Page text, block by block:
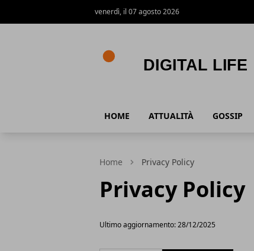
venerdì, il 07 agosto 2026
HOME ATTUALITÀ GOSSIP
Home Privacy Policy
Privacy Policy
Ultimo aggiornamento: 28/12/2025